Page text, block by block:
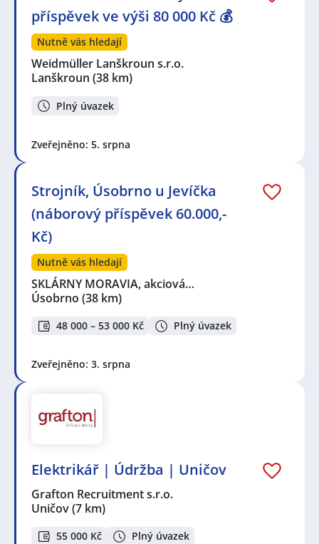
příspěvek ve výši 80 000 Kč 💰
Nutně vás hledají
Weidmüller Lanškroun s.r.o.
Lanškroun (38 km)
Plný úvazek
Zveřejněno: 5. srpna
Strojník, Úsobrno u Jevíčka
(náborový příspěvek 60.000,-
Kč)
Nutně vás hledají
SKLÁRNY MORAVIA, akciová…
Úsobrno (38 km)
48 000 – 53 000 Kč Plný úvazek
Zveřejněno: 3. srpna
Elektrikář | Údržba | Uničov
Grafton Recruitment s.r.o.
Uničov(7 km)
55 000 Kč Plný úvazek